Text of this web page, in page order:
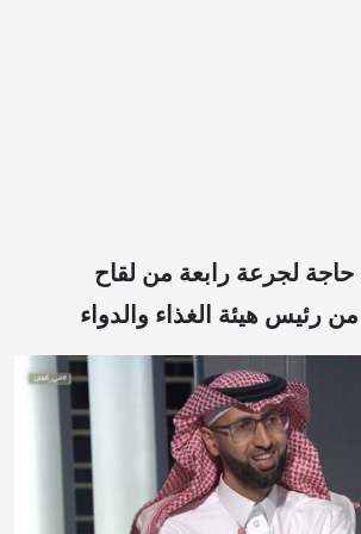
لجرعة رابعة من لقاح
رئيس هيئة الغذاء والدواء